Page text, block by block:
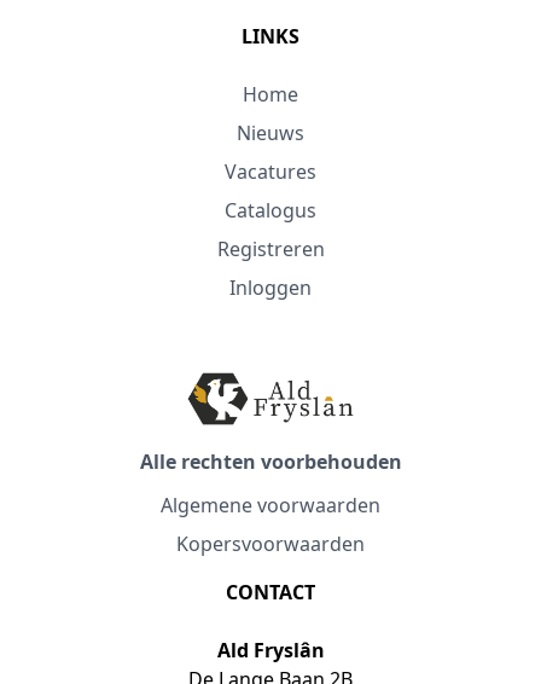
LINKS
Home
Nieuws
Vacatures
Catalogus
Registreren
Inloggen
Alle rechten voorbehouden
Algemene voorwaarden
Kopersvoorwaarden
CONTACT
Ald Fryslân
De Lange Baan 2B